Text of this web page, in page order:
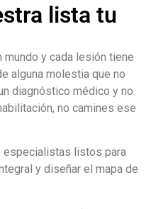
lista tu
mundo y cada lesión tiene
alguna molestia que no
diagnóstico médico y no
no camines ese
especialistas listos para
y diseñar el mapa de